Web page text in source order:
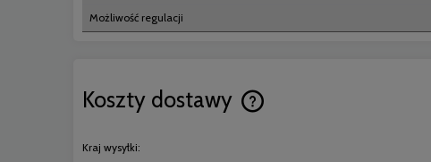
Możliwość regulacji
Koszty dostawy
Kraj wysyłki: